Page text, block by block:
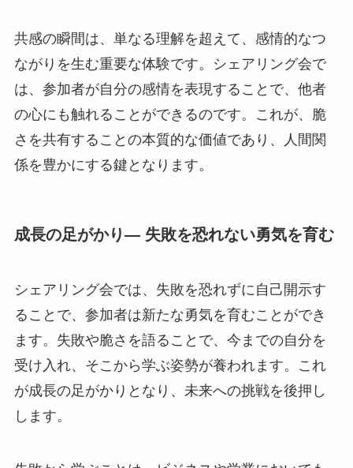
共感の瞬間は、単なる理解を超えて、感情的なつ
ながりを生む重要な体験です。シェアリング会で
は、参加者が自分の感情を表現することで、他者
の心にも触れることができるのです。これが、脆
さを共有することの本質的な価値であり、人間関
係を豊かにする鍵となります。
成長の足がかり— 失敗を恐れない勇気を育む
シェアリング会では、失敗を恐れずに自己開示す
ることで、参加者は新たな勇気を育むことができ
ます。失敗や脆さを語ることで、今までの自分を
受け入れ、そこから学ぶ姿勢が養われます。これ
が成長の足がかりとなり、未来への挑戦を後押し
します。